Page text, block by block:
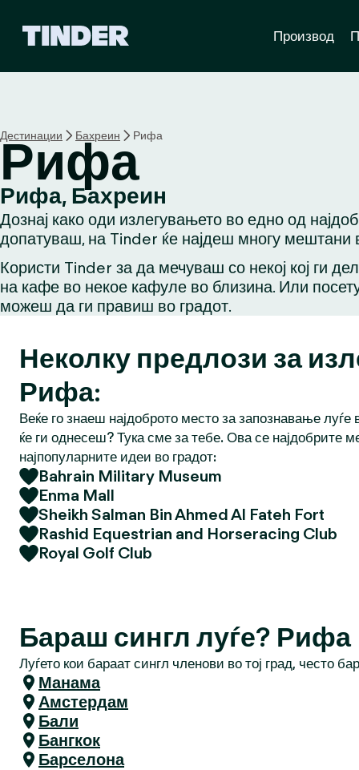
H
o
e
Производ
Дестинации Бахреин Рифа
Рифа
Рифа, Бахреин
Дознај како оди излегувањето во едно од
допатуваш, на Tinder ќе најдеш многу мештани
Користи Tinder за да мечуваш со некој кој ги
на кафе во некое кафуле во близина. Или
можеш да ги правиш во градот.
Неколку предлози за
Рифа:
Веќе го знаеш најдоброто место за запознавање луѓе
ќе ги однесеш? Тука сме за тебе. Ова се најдобрите
најпопуларните идеи во градот:
Bahrain Military Museum
Enma Mall
Sheikh Salman Bin Ahmed Al Fateh Fort
Rashid Equestrian and Horseracing Club
Royal Golf Club
Бараш сингл луѓе? Рифа
Луѓето кои бараат сингл членови во тој град, често
Манама
Амстердам
Бали
Бангкок
Барселона